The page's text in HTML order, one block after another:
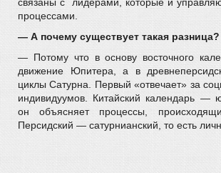
процессами.
— А почему существует такая разница?
— Потому что в основу восточного
движение Юпитера, а в
циклы Сатурна. Первый «отвечает» за
индивидуумов. Китайский календарь —
он объясняет процессы,
Персидский — сатурнианский, то есть